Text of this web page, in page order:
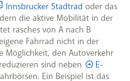
bieten das
Centre of
- werden diese kurzen
vermehrt mit dem Rad
so gewinnt nicht
sondern auch unsere
für Gemeinden
Innsbrucker Stadtrad oder das
die aktive Mobilität in der
rasches von A nach B
Fahrrad nicht in der
Möglichkeit, den Autoverkehr
sind neben
E-
Ein Beispiel ist das